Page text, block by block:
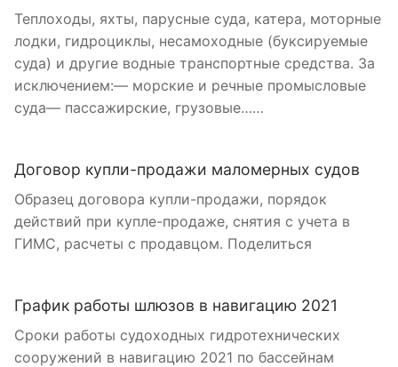
Теплоходы, яхты, парусные суда, катера, моторные
лодки, гидроциклы, несамоходные (буксируемые
суда) и другие водные транспортные средства. За
исключением:— морские и речные промысловые
суда— пассажирские, грузовые……
Договор купли-продажи маломерных судов
Образец договора купли-продажи, порядок
действий при купле-продаже, снятия с учета в
ГИМС, расчеты с продавцом. Поделиться
График работы шлюзов в навигацию 2021
Сроки работы судоходных гидротехнических
сооружений в навигацию 2021 по бассейнам